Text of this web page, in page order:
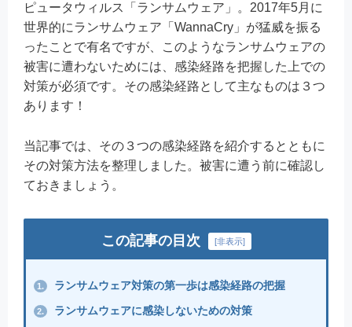
ピュータウィルス「ランサムウェア」。2017年5月に
世界的にランサムウェア「WannaCry」が猛威を振る
ったことで有名ですが、このようなランサムウェアの
被害に遭わないためには、感染経路を把握した上での
対策が必須です。その感染経路として主なものは３つ
あります！
当記事では、その３つの感染経路を紹介するとともに
その対策方法を整理しました。被害に遭う前に確認し
ておきましょう。
この記事の目次 [非表示]
1. ランサムウェア対策の第一歩は感染経路の把握
2. ランサムウェアに感染しないための対策